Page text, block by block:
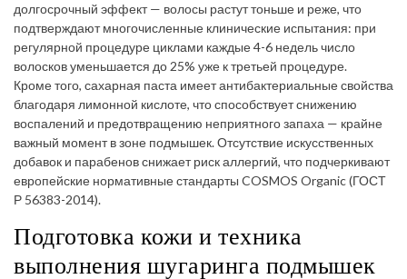
долгосрочный эффект — волосы растут тоньше и реже, что
подтверждают многочисленные клинические испытания: при
регулярной процедуре циклами каждые 4-6 недель число
волосков уменьшается до 25% уже к третьей процедуре.
Кроме того, сахарная паста имеет антибактериальные свойства
благодаря лимонной кислоте, что способствует снижению
воспалений и предотвращению неприятного запаха — крайне
важный момент в зоне подмышек. Отсутствие искусственных
добавок и парабенов снижает риск аллергий, что подчеркивают
европейские нормативные стандарты COSMOS Organic (ГОСТ
Р 56383-2014).
Подготовка кожи и техника
выполнения шугаринга подмышек